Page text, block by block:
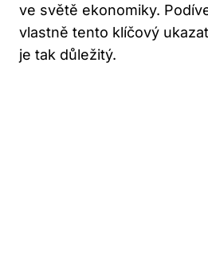
ve světě ekonomiky.
vlastně tento klíčový
je tak důležitý.